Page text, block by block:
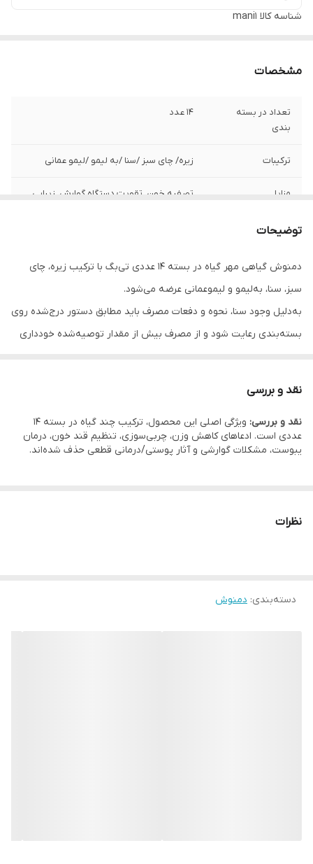
شناسه کالا mani1
مشخصات
تعداد در بسته
بندی
14 عدد
ترکیبات زیره/ چای سبز /سنا /به لیمو /لیمو عمانی
مزایا
تصفیه خون, تقویت دستگاه گوارش, زیبایی
توضیحات
دمنوش گیاهی مهر گیاه در بسته 14 عددی تی‌بگ با ترکیب زیره، چای
سبز، سنا، به‌لیمو و لیموعمانی عرضه می‌شود.
به‌دلیل وجود سنا، نحوه و دفعات مصرف باید مطابق دستور درج‌شده روی
بسته‌بندی رعایت شود و از مصرف بیش از مقدار توصیه‌شده خودداری
نقد و بررسی
نقد و بررسی:
ویژگی اصلی این محصول، ترکیب چند گیاه در بسته 14
عددی است. ادعاهای کاهش وزن، چربی‌سوزی، تنظیم قند خون، درمان
یبوست، مشکلات گوارشی و آثار پوستی/درمانی قطعی حذف شده‌اند.
نظرات
دسته‌بندی: دمنوش